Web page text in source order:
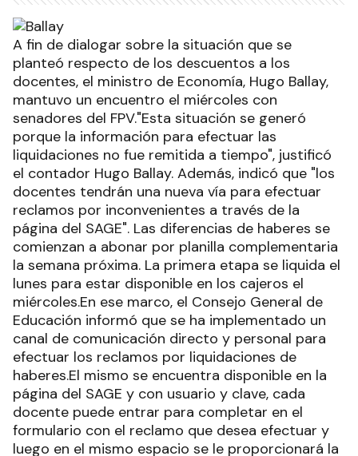
A fin de dialogar sobre la situación que se
planteó respecto de los descuentos a los
docentes, el ministro de Economía, Hugo Ballay,
mantuvo un encuentro el miércoles con
senadores del FPV."Esta situación se generó
porque la información para efectuar las
liquidaciones no fue remitida a tiempo", justificó
el contador Hugo Ballay. Además, indicó que "los
docentes tendrán una nueva vía para efectuar
reclamos por inconvenientes a través de la
página del SAGE". Las diferencias de haberes se
comienzan a abonar por planilla complementaria
la semana próxima. La primera etapa se liquida el
lunes para estar disponible en los cajeros el
miércoles.En ese marco, el Consejo General de
Educación informó que se ha implementado un
canal de comunicación directo y personal para
efectuar los reclamos por liquidaciones de
haberes.El mismo se encuentra disponible en la
página del SAGE y con usuario y clave, cada
docente puede entrar para completar en el
formulario con el reclamo que desea efectuar y
luego en el mismo espacio se le proporcionará la